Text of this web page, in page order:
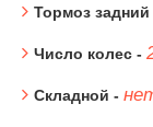
Тормоз задний
Число колес -
Складной -